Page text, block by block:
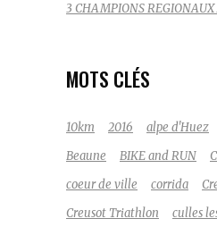
3 CHAMPIONS
MOTS CLÉS
10km 2016 alpe d'Huez
Beaune
BIKE and RUN
coeur de ville
corrida
Creusot Triathlon
culles